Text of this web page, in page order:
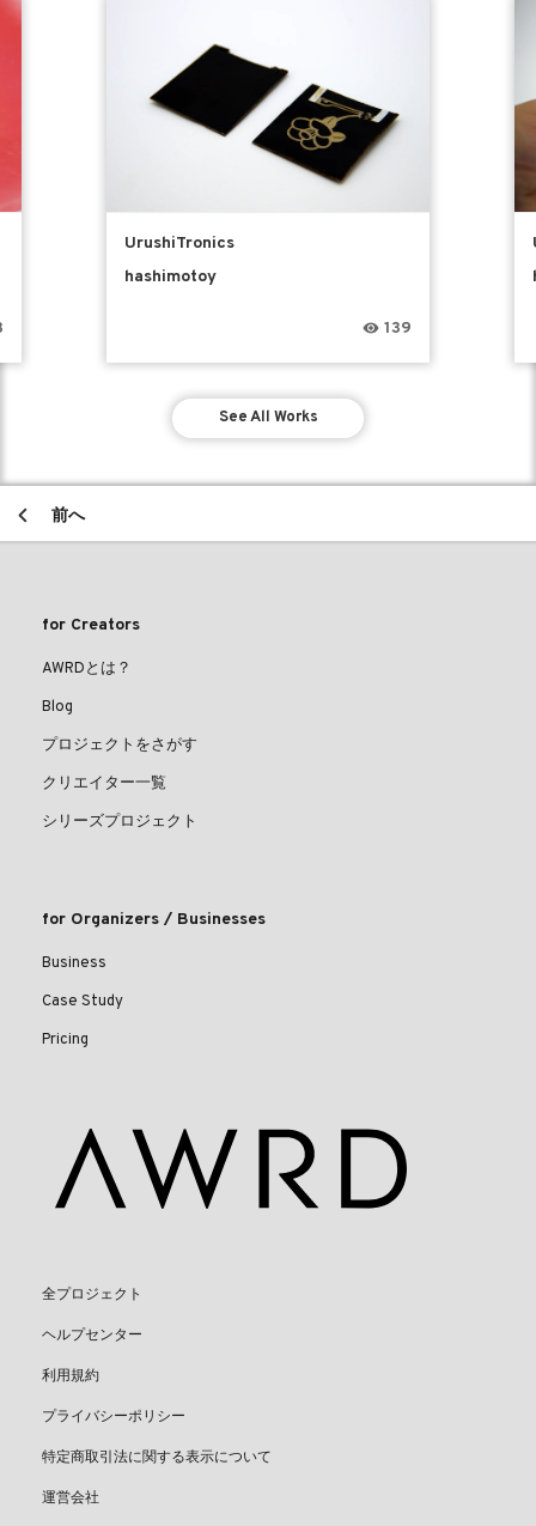
UrushiTronics
hashimotoy
139
See All Works
前へ
for Creators
AWRDとは？
Blog
プロジェクトをさがす
クリエイター一覧
シリーズプロジェクト
for Organizers / Businesses
Business
Case Study
Pricing
全プロジェクト
ヘルプセンター
利用規約
プライバシーポリシー
特定商取引法に関する表示について
運営会社